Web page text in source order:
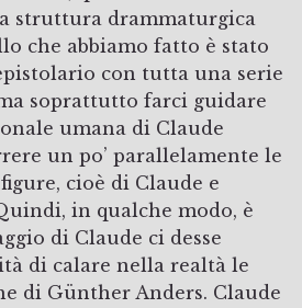
struttura drammaturgica
che abbiamo fatto è stato
con tutta una serie
soprattutto farci guidare
umana di Claude
un po’ parallelamente le
cioè di Claude e
in qualche modo, è
di Claude ci desse
di calare nella realtà le
di Günther Anders. Claude